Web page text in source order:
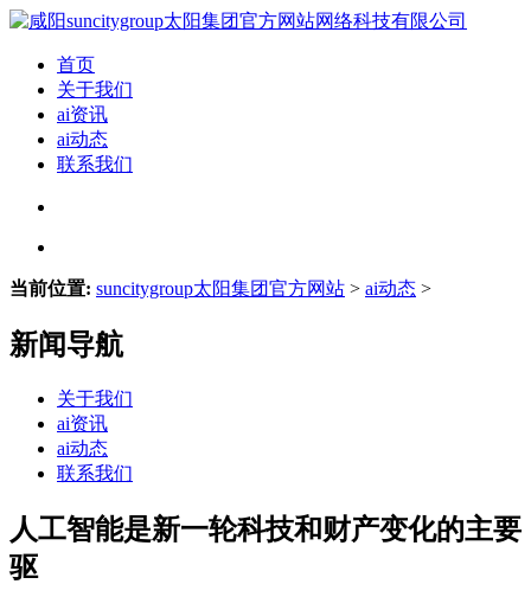
首页
关于我们
ai资讯
ai动态
联系我们
当前位置: suncitygroup太阳集团官方网站 > ai动态 >
新闻导航
关于我们
ai资讯
ai动态
联系我们
人工智能是新一轮科技和财产变化的主要
驱